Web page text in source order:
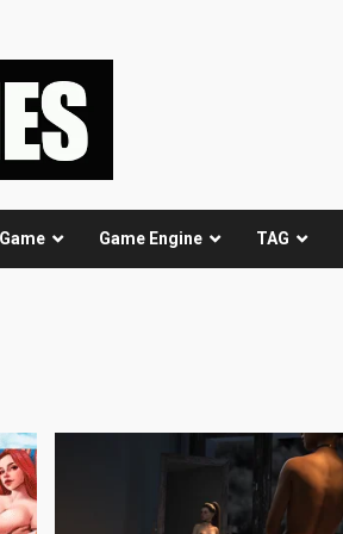
Game Engine TAG